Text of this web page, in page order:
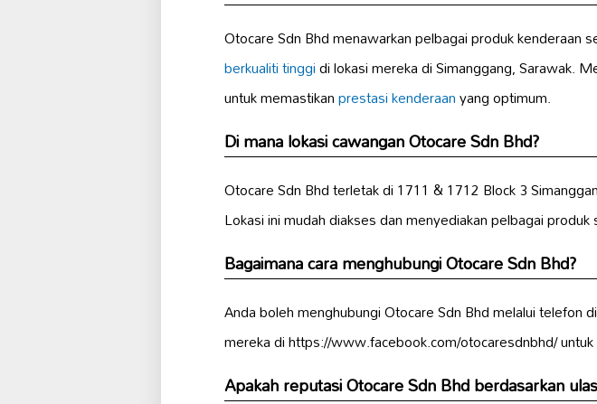
Otocare Sdn Bhd menawarkan pelbagai produk kenderaan
berkualiti tinggidi lokasi mereka di Simanggang, Sarawak.
untuk memastikanprestasi kenderaanyang optimum.
Di mana lokasi cawangan Otocare Sdn Bhd?
Otocare Sdn Bhd terletak di 1711 & 1712 Block 3
Lokasi ini mudah diakses dan menyediakan pelbagai
Bagaimana cara menghubungi Otocare Sdn Bhd?
Anda boleh menghubungi Otocare Sdn Bhd melalui
mereka di https://www.facebook.com/otocaresdnbhd/
Apakah reputasi Otocare Sdn Bhd berdasarkan